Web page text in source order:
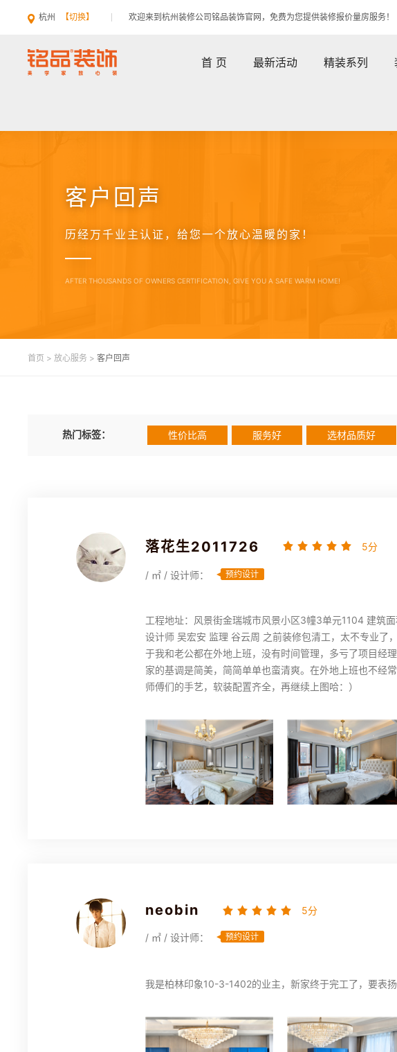
杭州 【切换】 欢迎来到杭州装修公司铭品装饰官网，免费为您提供装修报价量房服务！
首 页 最新活动 精装系列
客户回声
历经万千业主认证，给您一个放心温暖的家！
AFTER THOUSANDS OF OWNERS CERTIFICATION, GIVE YOU A SAFE WARM HOME!
首页 > 放心服务 > 客户回声
热门标签： 性价比高 服务好 选材品质好
落花生2011726 5分
/ ㎡ / 设计师： 预约设计
工程地址：风景街金瑞城市风景小区3幢3单元1104 建筑
设计师 吴宏安 监理 谷云周 之前装修包清工，太不专业
于我和老公都在外地上班，没有时间管理，多亏了项目经
家的基调是简美，简简单单也蛮清爽。在外地上班也不经
师傅们的手艺，软装配置齐全，再继续上图哈：）
neobin 5分
/ ㎡ / 设计师： 预约设计
我是柏林印象10-3-1402的业主，新家终于完工了，要表